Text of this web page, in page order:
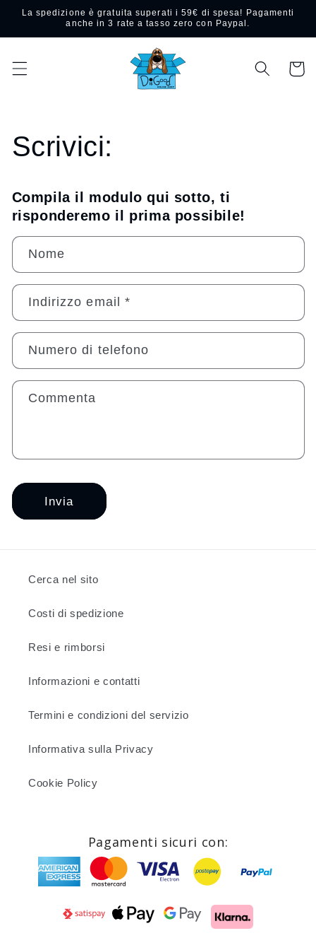
direttamente
ai contenuti
La spedizione è gratuita superati i 59€ di spesa! Pagamenti
anche in 3 rate a tasso zero con Paypal.
Carrello
Scrivici:
Compila il modulo qui sotto, ti
risponderemo il prima possibile!
M
o
d
l
o
c
t
o
Nome
Indirizzo email*
Numero di telefono
Commenta
Invia
Cerca nel sito
Costi di spedizione
Resi e rimborsi
Informazioni e contatti
Termini e condizioni del servizio
Informativa sulla Privacy
Cookie Policy
Pagamenti sicuri con: